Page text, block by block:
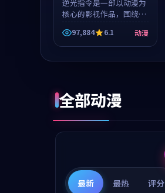
等
逆光指令是一部以动漫为
核心的影视作品，围绕危
机、反转与人物成长展
开，整体节奏紧凑，值得
推荐观看。
97,884 6.1 动漫
全部动漫
最新 最热 评分